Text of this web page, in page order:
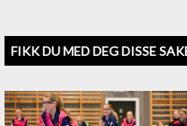
FIKK DU MED DEG DISSE